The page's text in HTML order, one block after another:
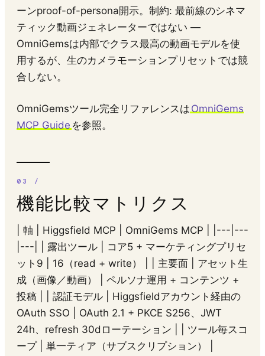
ーンproof-of-persona開示。制約: 最前線のシネマ
ティック動画ジェネレーターではない —
OmniGemsは内部でクラス最高の動画モデルを使
用するが、生のカメラモーションプリセットでは競
合しない。
OmniGemsツール完全リファレンスはOmniGems
MCP Guide を参照。
機能比較マトリクス
| 軸 | Higgsfield MCP | OmniGems MCP | |---|---
|---| | 露出ツール | コア5 + マーケティングプリセ
ット9 | 16（read + write） | | 主要面 | アセット生
成（画像／動画） | ペルソナ運用 + コンテンツ +
投稿 | | 認証モデル | Higgsfieldアカウント経由の
OAuth SSO | OAuth 2.1 + PKCE S256、JWT
24h、refresh 30dローテーション | | ツール毎スコ
ープ | 単一ティア（サブスクリプション） |